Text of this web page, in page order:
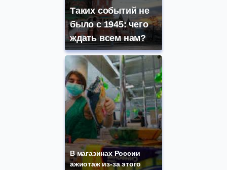
Таких событий не
было с 1945: чего
ждать всем нам?
В магазинах России
ажиотаж из-за этого